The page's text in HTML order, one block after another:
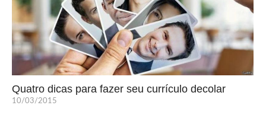
Quatro dicas para fazer seu currículo decolar
10/03/2015